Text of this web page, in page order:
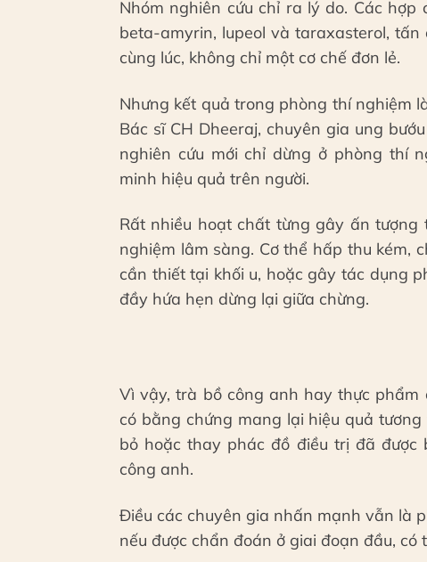
Nhóm nghiên cứu chỉ ra lý do. Các
beta-amyrin, lupeol và taraxasterol,
cùng lúc, không chỉ một cơ chế đơn lẻ.
Nhưng kết quả trong phòng thí nghiệm
Bác sĩ CH Dheeraj, chuyên gia ung
nghiên cứu mới chỉ dừng ở phòng thí
minh hiệu quả trên người.
Rất nhiều hoạt chất từng gây ấn
nghiệm lâm sàng. Cơ thể hấp thu kém,
cần thiết tại khối u, hoặc gây tác dụng
đầy hứa hẹn dừng lại giữa chừng.
Vì vậy, trà bồ công anh hay thực
có bằng chứng mang lại hiệu quả
bỏ hoặc thay phác đồ điều trị đã
công anh.
Điều các chuyên gia nhấn mạnh vẫn là
nếu được chẩn đoán ở giai đoạn đầu,